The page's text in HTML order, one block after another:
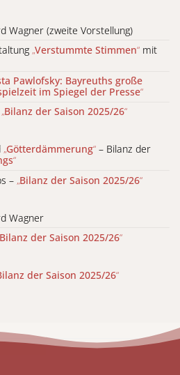
Wagner (zweite Vorstellung)
„Verstummte Stimmen“ mit
Pawlofsky: Bayreuths große
im Spiegel der Presse“
„Bilanz der Saison 2025/26“
„Götterdämmerung“ – Bilanz der
“
– „Bilanz der Saison 2025/26“
Wagner
Bilanz der Saison 2025/26“
der Saison 2025/26“